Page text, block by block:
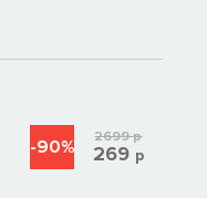
-90% 2699р
269 р